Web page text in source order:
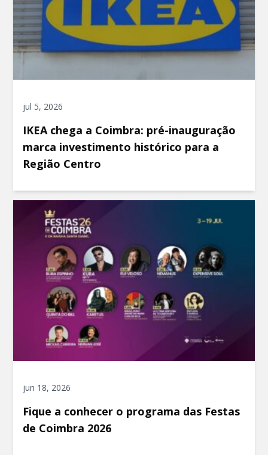
jul 5, 2026
IKEA chega a Coimbra: pré-inauguração
marca investimento histórico para a
Região Centro
jun 18, 2026
Fique a conhecer o programa das Festas
de Coimbra 2026